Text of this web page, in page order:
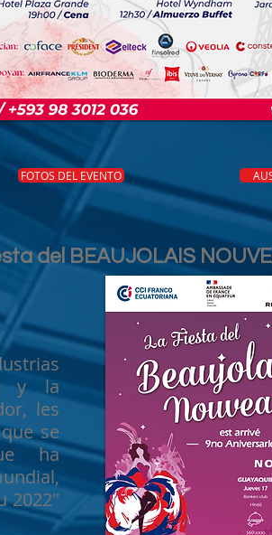
FOTOS DEL EVENTO
del BEAUJOLAIS
y la
les
se
ha
2022"